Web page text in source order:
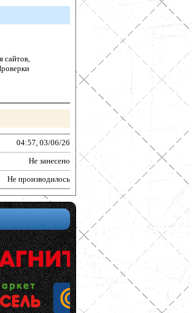
сайтов,
04:57, 03/06/26
Не занесено
Не производилось